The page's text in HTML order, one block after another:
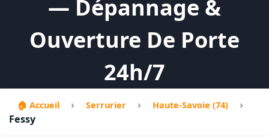
— Dépannage &
Ouverture De Porte
24h/7
🏠 Accueil › Serrurier › Haute-Savoie (74)
›
Fessy